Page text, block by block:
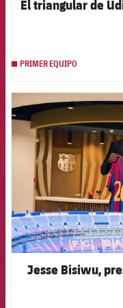
El triangular de
PRIMER EQUIPO
Jesse Bisiwu,